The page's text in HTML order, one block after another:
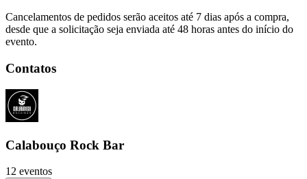
Cancelamentos de pedidos serão aceitos até 7 dias após a compra,
desde que a solicitação seja enviada até 48 horas antes do início do
evento.
Contatos
Calabouço Rock Bar
12 eventos